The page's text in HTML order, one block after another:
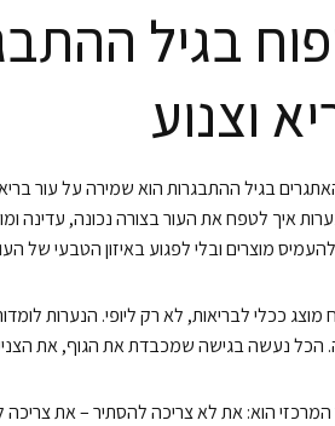
בגיל
וצנוע
בגיל ההתבגרות הוא שמירה על עור
איך לטפח את העור בצורה נכונה, עדינה
מוצרים ובלי לפגוע באיזון הטבעי של
מוצג ככלי לבריאות, לא רק ליופי. הנערות
הכל נעשה בגישה שמכבדת את הגוף, את
הוא: את לא צריכה להסתיר – את